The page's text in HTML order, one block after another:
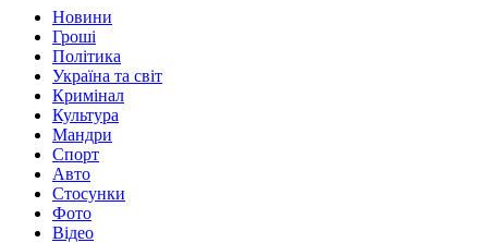
Новини
Гроші
Політика
Україна та світ
Кримінал
Культура
Мандри
Спорт
Авто
Стосунки
Фото
Відео